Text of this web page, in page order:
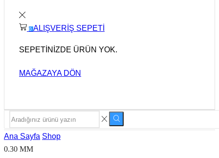
0 ALIŞVERIŞ SEPETI
SEPETINIZDE ÜRÜN YOK.
MAĞAZAYA DÖN
SEARCH
INPUT
Search
Ana Sayfa Shop
0.30 MM